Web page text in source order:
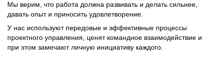
Мы верим, что работа должна развивать и делать сильнее,
давать опыт и приносить удовлетворение.
У нас используют передовые и эффективные процессы
проектного управления, ценят командное взаимодействие и
при этом замечают личную инициативу каждого.